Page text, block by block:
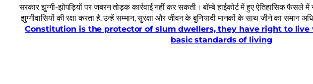
सरकार झुग्गी-झोपड़ियों पर जबरन तोड़क कार्रवाई नहीं कर सकती। बॉम्बे हाईकोर्ट में हुए ऐतिहासिक फैसले में
झुग्गीवासियों की रक्षा करता है, उन्हें सम्मान, सुरक्षा और जीवन के बुनियादी मानकों के साथ जीने का समान
Constitution is the protector of slum dwellers, they have right to
basic standards of living